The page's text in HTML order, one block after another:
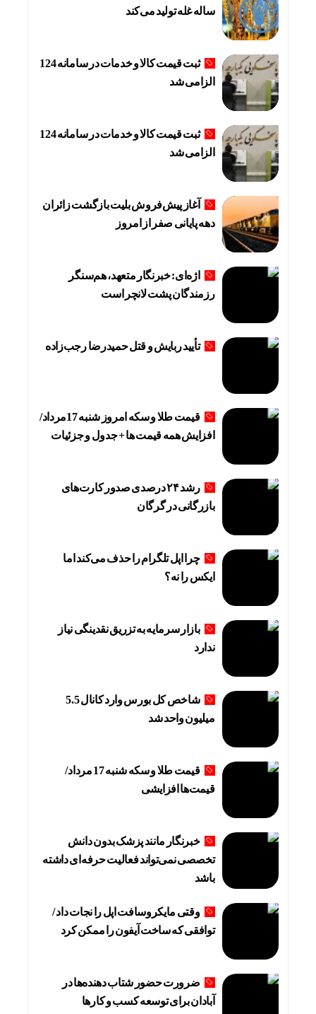
ساله غله تولید می‌کند
ثبت قیمت کالا و خدمات در سامانه 124
الزامی شد
ثبت قیمت کالا و خدمات در سامانه 124
الزامی شد
آغاز پیش‌فروش بلیت بازگشت زائران
دهه پایانی صفر از امروز
اژه‌ای: خبرنگار متعهد، هم‌سنگر
رزمندگان پشت لانچر است
تأیید ربایش و قتل حمیدرضا رجب‌زاده
قیمت طلا و سکه امروز شنبه 17مرداد/
افزایش همه قیمت ها + جدول و جزئیات
رشد ۲۴ درصدی صدور کارت‌های
بازرگانی در گرگان
چرا اپل تلگرام را حذف می‌کند اما
ایکس را نه؟
بازار سرمایه به تزریق نقدینگی نیاز
ندارد
شاخص کل بورس وارد کانال 5.5
میلیون واحد شد
قیمت طلا و سکه شنبه 17 مرداد/
قیمت‌ها افزایشی
خبرنگار مانند پزشک بدون دانش
تخصصی نمی‌تواند فعالیت حرفه‌ای داشته
باشد
وقتی مایکروسافت اپل را نجات داد /
توافقی که ساخت آیفون را ممکن کرد
ضرورت حضور شتاب ‌دهنده‌ها در
آبادان برای توسعه کسب‌ و کارها